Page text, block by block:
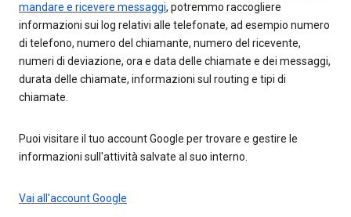
mandare e ricevere messaggi, potremmo raccogliere
informazioni sui log relativi alle telefonate, ad esempio numero
di telefono, numero del chiamante, numero del ricevente,
numeri di deviazione, ora e data delle chiamate e dei messaggi,
durata delle chiamate, informazioni sul routing e tipi di
chiamate.
Puoi visitare il tuo account Google per trovare e gestire le
informazioni sull'attività salvate al suo interno.
Vai all'account Google